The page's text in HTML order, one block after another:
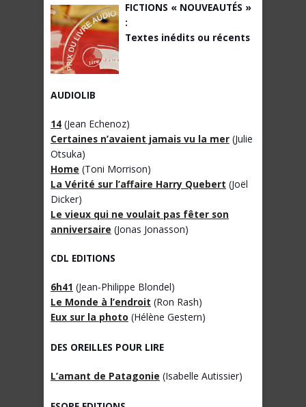
FICTIONS « NOUVEAUTÉS »
:
Textes inédits ou récents
AUDIOLIB
14 (Jean Echenoz)
Certaines n’avaient jamais vu la mer (Julie
Otsuka)
Home (Toni Morrison)
La Vérité sur l’affaire Harry Quebert (Joël
Dicker)
Le vieux qui ne voulait pas fêter son
anniversaire (Jonas Jonasson)
CDL EDITIONS
6h41 (Jean-Philippe Blondel)
Le Monde à l’endroit (Ron Rash)
Eux sur la photo (Hélène Gestern)
DES OREILLES POUR LIRE
L’amant de Patagonie (Isabelle Autissier)